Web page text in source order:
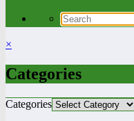
×
Categories
Categories